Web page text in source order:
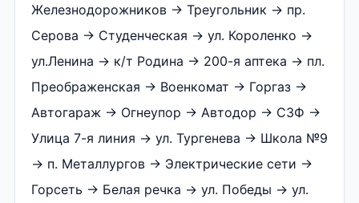
Железнодорожников → Треугольник → пр.
Серова → Студенческая → ул. Короленко →
ул.Ленина → к/т Родина → 200-я аптека → пл.
Преображенская → Военкомат → Горгаз →
Автогараж → Огнеупор → Автодор → СЗФ →
Улица 7-я линия → ул. Тургенева → Школа №9
→ п. Металлургов → Электрические сети →
Горсеть → Белая речка → ул. Победы → ул.